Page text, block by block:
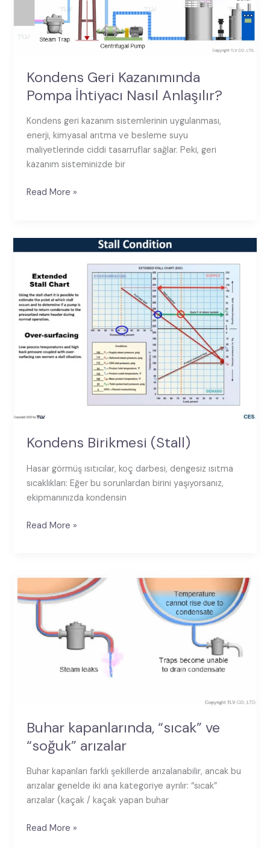
Kondens Geri Kazanımında
Pompa İhtiyacı Nasıl Anlaşılır?
Kondens geri kazanım sistemlerinin uygulanması,
enerji, kimyasal arıtma ve besleme suyu
maliyetlerinde ciddi tasarruflar sağlar. Peki, geri
kazanım sisteminizde bir
Anlaşılır?
Read More »
Kondens Birikmesi (Stall)
Hasar görmüş ısıtıcılar, koç darbesi, dengesiz ısıtma
sıcaklıkları: Eğer bu sorunlardan birini yaşıyorsanız,
ekipmanınızda kondensin
(Stall)
Read More »
Buhar kapanlarında, “sıcak” ve
“soğuk” arızalar
Buhar kapanları farklı şekillerde arızalanabilir, ancak bu
arızalar genelde iki ana kategoriye ayrılır: “sıcak”
arızalar (kaçak / kaçak yapan buhar
Buhar
kapanlarında,
“sıcak”
“soğuk”
Read More »